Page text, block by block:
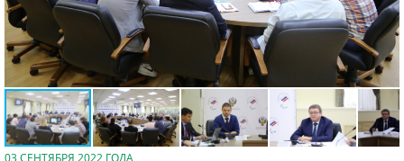
03 СЕНТЯБРЯ 2022 ГОДА